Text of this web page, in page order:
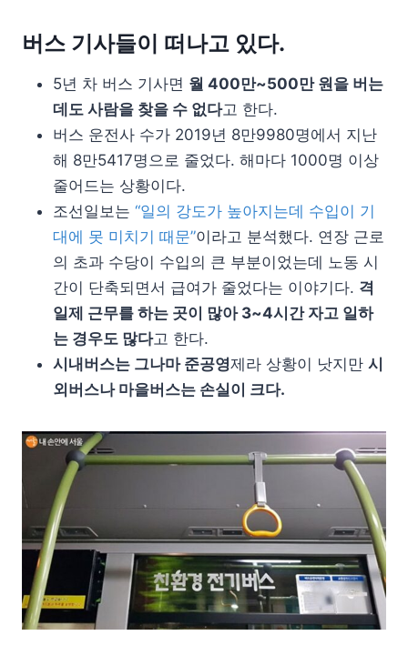
버스 기사들이 떠나고 있다.
5년 차 버스 기사면 월 400만~500만 원을 버는
데도 사람을 찾을 수 없다고 한다.
버스 운전사 수가 2019년 8만9980명에서 지난
해 8만5417명으로 줄었다. 해마다 1000명 이상
줄어드는 상황이다.
조선일보는 “일의 강도가 높아지는데 수입이 기
대에 못 미치기 때문”이라고 분석했다. 연장 근로
의 초과 수당이 수입의 큰 부분이었는데 노동 시
간이 단축되면서 급여가 줄었다는 이야기다. 격
일제 근무를 하는 곳이 많아 3~4시간 자고 일하
는 경우도 많다고 한다.
시내버스는 그나마 준공영제라 상황이 낫지만 시
외버스나 마을버스는 손실이 크다.